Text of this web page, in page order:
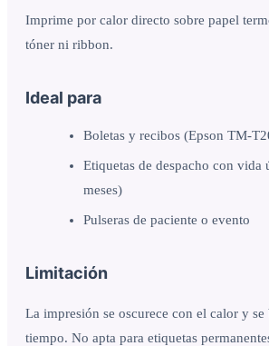
Imprime por calor directo sobre papel
tóner ni ribbon.
Ideal para
Boletas y recibos (Epson TM-
Etiquetas de despacho con vida
meses)
Pulseras de paciente o evento
Limitación
La impresión se oscurece con el calor y se
tiempo. No apta para etiquetas